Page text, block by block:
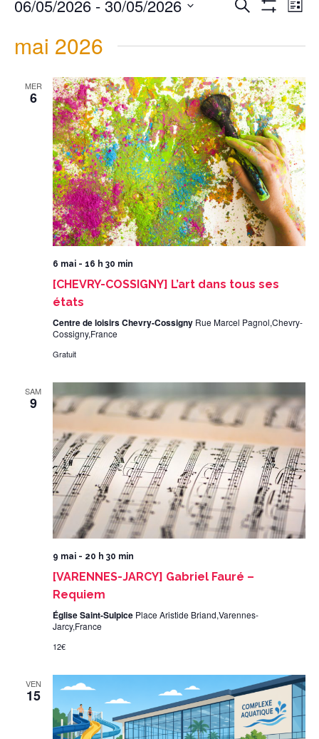
navigation
deRecherche
vues
Évènement
List
06/05/2026 - 30/05/2026
mai 2026
MER
6
6 mai - 16 h 30 min
[CHEVRY-COSSIGNY] L’art dans tous ses
états
Centre de loisirs Chevry-Cossigny Rue Marcel Pagnol,Chevry-
Cossigny,France
Gratuit
SAM
9
9 mai - 20 h 30 min
[VARENNES-JARCY] Gabriel Fauré –
Requiem
Église Saint-Sulpice Place Aristide Briand,Varennes-
Jarcy,France
12€
VEN
15